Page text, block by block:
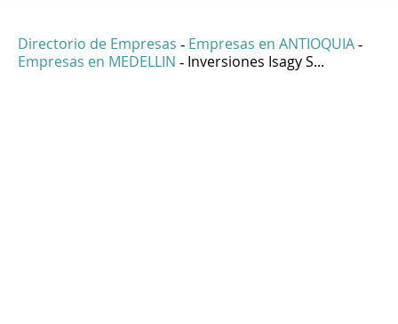
Directorio de Empresas - Empresas en ANTIOQUIA -
Empresas en MEDELLIN - Inversiones Isagy S...